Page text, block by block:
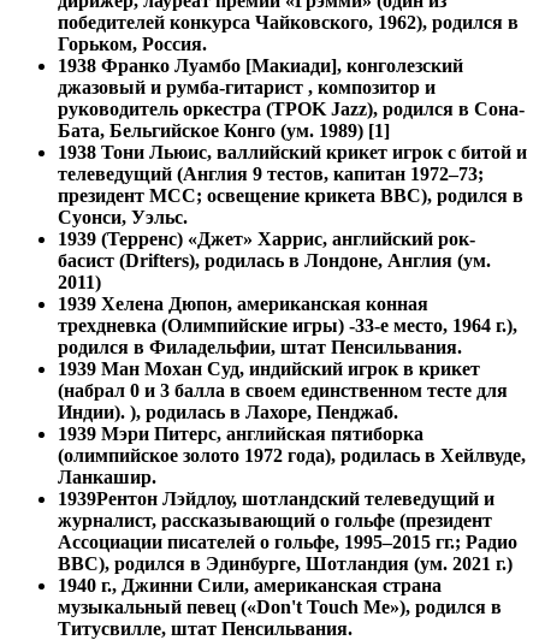
победителей конкурса Чайковского, 1962), родился в
Горьком, Россия.
1938 Франко Луамбо [Макиади], конголезский
джазовый и румба-гитарист , композитор и
руководитель оркестра (TPOK Jazz), родился в Сона-
Бата, Бельгийское Конго (ум. 1989) [1]
1938 Тони Льюис, валлийский крикет игрок с битой и
телеведущий (Англия 9 тестов, капитан 1972–73;
президент MCC; освещение крикета BBC), родился в
Суонси, Уэльс.
1939 (Терренс) «Джет» Харрис, английский рок-
басист (Drifters), родилась в Лондоне, Англия (ум.
2011)
1939 Хелена Дюпон, американская конная
трехдневка (Олимпийские игры) -33-е место, 1964 г.),
родился в Филадельфии, штат Пенсильвания.
1939 Ман Мохан Суд, индийский игрок в крикет
(набрал 0 и 3 балла в своем единственном тесте для
Индии). ), родилась в Лахоре, Пенджаб.
1939 Мэри Питерс, английская пятиборка
(олимпийское золото 1972 года), родилась в Хейлвуде,
Ланкашир.
1939Рентон Лэйдлоу, шотландский телеведущий и
журналист, рассказывающий о гольфе (президент
Ассоциации писателей о гольфе, 1995–2015 гг.; Радио
BBC), родился в Эдинбурге, Шотландия (ум. 2021 г.)
1940 г., Джинни Сили, американская страна
музыкальный певец («Don't Touch Me»), родился в
Титусвилле, штат Пенсильвания.